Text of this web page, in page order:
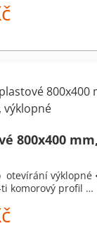
800x400
otevírání výklopné
komorový profil …